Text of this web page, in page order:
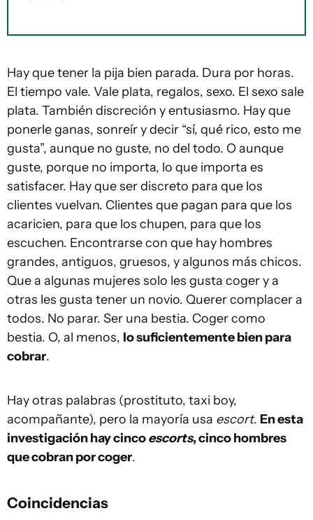
Hay que tener la pija bien parada. Dura por horas.
El tiempo vale. Vale plata, regalos, sexo. El sexo sale
plata. También discreción y entusiasmo. Hay que
ponerle ganas, sonreír y decir “sí, qué rico, esto me
gusta”, aunque no guste, no del todo. O aunque
guste, porque no importa, lo que importa es
satisfacer. Hay que ser discreto para que los
clientes vuelvan. Clientes que pagan para que los
acaricien, para que los chupen, para que los
escuchen. Encontrarse con que hay hombres
grandes, antiguos, gruesos, y algunos más chicos.
Que a algunas mujeres solo les gusta coger y a
otras les gusta tener un novio. Querer complacer a
todos. No parar. Ser una bestia. Coger como
bestia. O, al menos, lo suficientemente bien para
cobrar.
Hay otras palabras (prostituto, taxi boy,
acompañante), pero la mayoría usa escort. En esta
investigación hay cincoescorts, cinco hombres
que cobran por coger.
Coincidencias